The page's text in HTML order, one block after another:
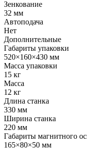
Зенкование
32 мм
Автоподача
Нет
Дополнительные
Габариты упаковки
520×160×430 мм
Масса упаковки
15 кг
Масса
12 кг
Длина станка
330 мм
Ширина станка
220 мм
Габариты магнитного
165×80×50 мм